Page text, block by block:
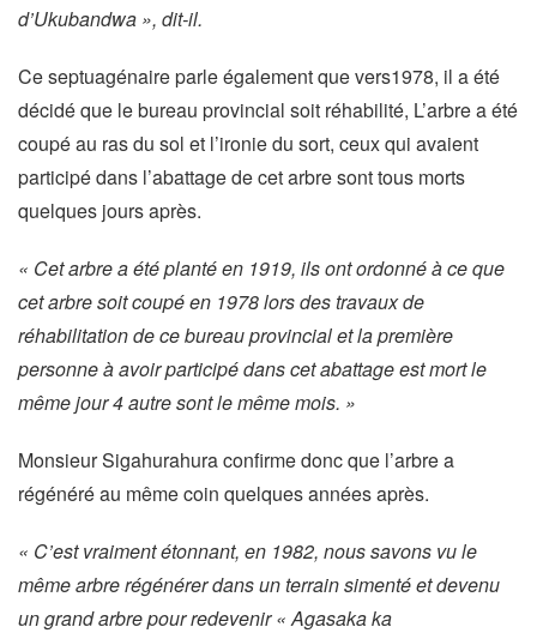
d’Ukubandwa », dit-il.
Ce septuagénaire parle également que vers1978, il a été
décidé que le bureau provincial soit réhabilité, L’arbre a été
coupé au ras du sol et l’ironie du sort, ceux qui avaient
participé dans l’abattage de cet arbre sont tous morts
quelques jours après.
« Cet arbre a été planté en 1919, ils ont ordonné à ce que
cet arbre soit coupé en 1978 lors des travaux de
réhabilitation de ce bureau provincial et la première
personne à avoir participé dans cet abattage est mort le
même jour 4 autre sont le même mois. »
Monsieur Sigahurahura confirme donc que l’arbre a
régénéré au même coin quelques années après.
« C’est vraiment étonnant, en 1982, nous savons vu le
même arbre régénérer dans un terrain simenté et devenu
un grand arbre pour redevenir « Agasaka ka